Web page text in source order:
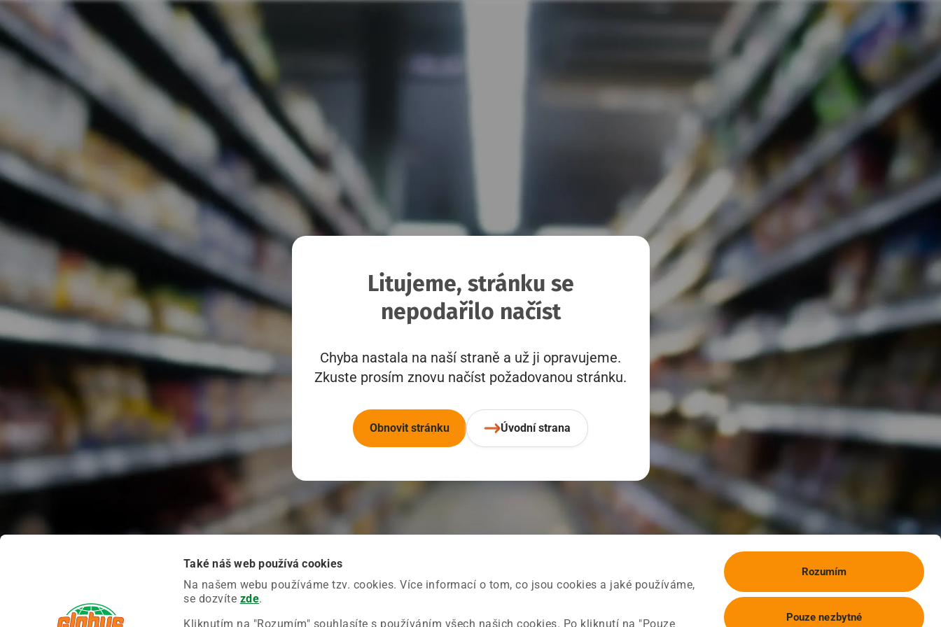
Také náš web používá cookies
Na našem webu používáme tzv. cookies. Více informací o tom, co jsou cookies a jaké používáme,
se dozvíte zde.
Kliknutím na "Rozumím" souhlasíte s používáním všech našich cookies. Po kliknutí na "Pouze
Rozumím
Pouze nezbytné
Litujeme, stránku se
nepodařilo načíst
Chyba nastala na naší straně a už ji opravujeme.
Zkuste prosím znovu načíst požadovanou stránku.
Obnovit stránku Úvodní strana